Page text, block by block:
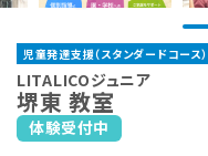
児童発達支援（スタンダードコース）
LITALICOジュニア
堺東 教室
体験受付中
保育所等訪問支援とは
発達支援や放課後等デ
一つです。保育所（保育
LITALICOジュニアでは
ントトレーニング」とい
ントトレーニングとは子
LITALICOジュニア
おおとり教室
阪和線「鳳駅」より徒歩2分
LITALICOジュニア
LITALICOジュニア
なかもず教室
御堂筋線「なかもず駅」より 徒歩1分
南海高野線・泉北高速鉄道 「中百
LITALICOジュニア